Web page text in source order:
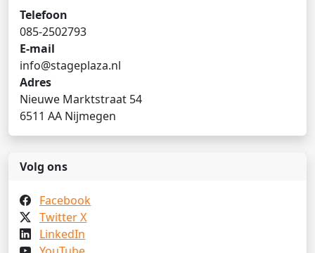
Telefoon
085-2502793
E-mail
info@stageplaza.nl
Adres
Nieuwe Marktstraat 54
6511 AA Nijmegen
Volg ons
Facebook
Twitter X
LinkedIn